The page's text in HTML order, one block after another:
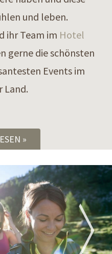
und leben.
ihr Team im Hotel
gerne die schönsten
Events im
Land.